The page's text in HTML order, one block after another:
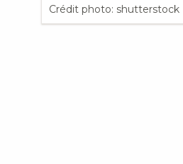
Crédit photo: shutterstock